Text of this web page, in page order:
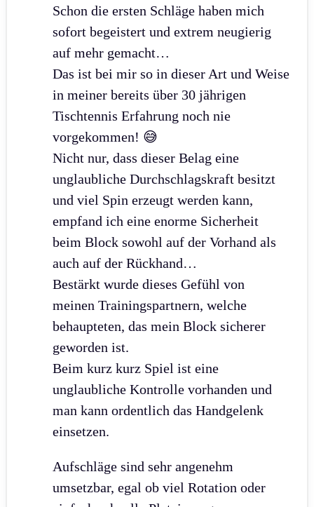
Schon die ersten Schläge haben mich
sofort begeistert und extrem neugierig
auf mehr gemacht…
Das ist bei mir so in dieser Art und Weise
in meiner bereits über 30 jährigen
Tischtennis Erfahrung noch nie
vorgekommen! 😅
Nicht nur, dass dieser Belag eine
unglaubliche Durchschlagskraft besitzt
und viel Spin erzeugt werden kann,
empfand ich eine enorme Sicherheit
beim Block sowohl auf der Vorhand als
auch auf der Rückhand…
Bestärkt wurde dieses Gefühl von
meinen Trainingspartnern, welche
behaupteten, das mein Block sicherer
geworden ist.
Beim kurz kurz Spiel ist eine
unglaubliche Kontrolle vorhanden und
man kann ordentlich das Handgelenk
einsetzen.
Aufschläge sind sehr angenehm
umsetzbar, egal ob viel Rotation oder